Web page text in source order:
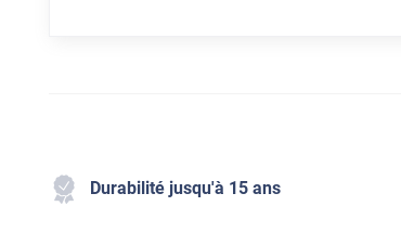
Durabilité jusqu'à 15 ans